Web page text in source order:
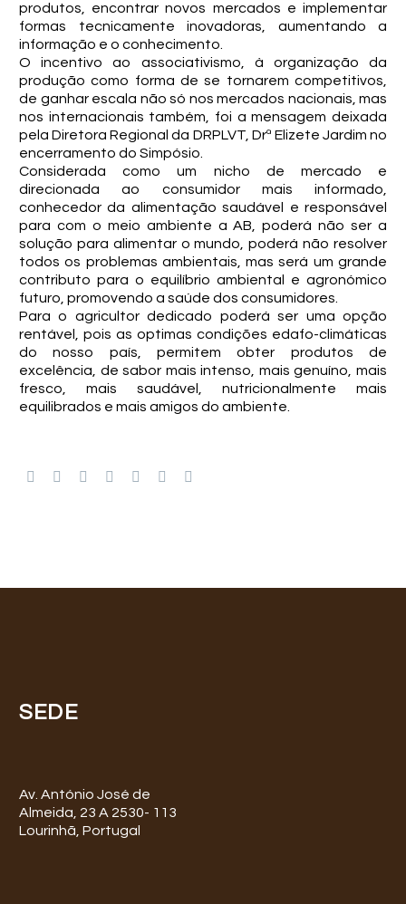
produtos, encontrar novos mercados e implementar
formas tecnicamente inovadoras, aumentando a
informação e o conhecimento.
O incentivo ao associativismo, à organização da
produção como forma de se tornarem competitivos,
de ganhar escala não só nos mercados nacionais, mas
nos internacionais também, foi a mensagem deixada
pela Diretora Regional da DRPLVT, Drª Elizete Jardim no
encerramento do Simpósio.
Considerada como um nicho de mercado e
direcionada ao consumidor mais informado,
conhecedor da alimentação saudável e responsável
para com o meio ambiente a AB, poderá não ser a
solução para alimentar o mundo, poderá não resolver
todos os problemas ambientais, mas será um grande
contributo para o equilíbrio ambiental e agronómico
futuro, promovendo a saúde dos consumidores.
Para o agricultor dedicado poderá ser uma opção
rentável, pois as optimas condições edafo-climáticas
do nosso país, permitem obter produtos de
excelência, de sabor mais intenso, mais genuíno, mais
fresco, mais saudável, nutricionalmente mais
equilibrados e mais amigos do ambiente.
SEDE
Av. António José de
Almeida, 23 A 2530- 113
Lourinhã, Portugal